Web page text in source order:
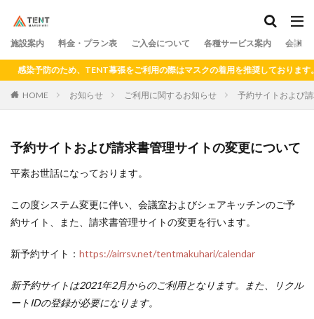
施設案内 料金・プラン表 ご入会について 各種サービス案内 会議室
感染予防のため、TENT幕張をご利用の際はマスクの着用を推奨しております。
HOME お知らせ ご利用に関するお知らせ 予約サイトおよび
予約サイトおよび請求書管理サイトの変更について
平素お世話になっております。
この度システム変更に伴い、会議室およびシェアキッチンのご予
約サイト、また、請求書管理サイトの変更を行います。
新予約サイト： https://airrsv.net/tentmakuhari/calendar
新予約サイトは2021年2月からのご利用となります。また、リクル
ートIDの登録が必要になります。
カテゴリー